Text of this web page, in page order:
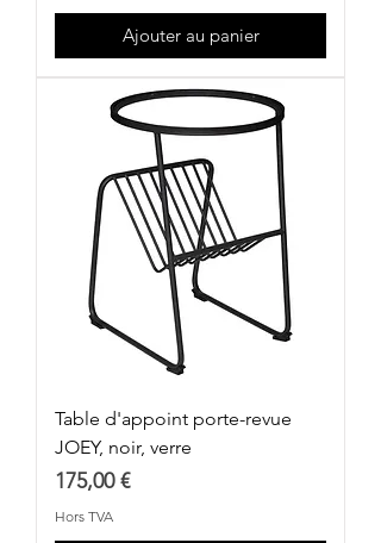
Ajouter au panier
Table d'appoint porte-revue
JOEY, noir, verre
Prix
175,00 €
Hors TVA